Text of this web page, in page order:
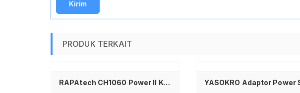
PRODUK TERKAIT
RAPAtech CH1060 Power II Kepala Charger Batok Charger 20W PD20W Type C PPS PD Super Fast Charging CH1060